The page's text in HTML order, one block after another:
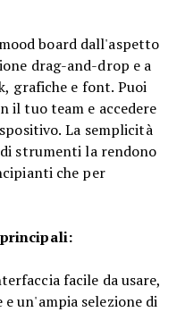
board dall'aspetto
drag-and-drop e a
grafiche e font. Puoi
il tuo team e accedere
La semplicità
strumenti la rendono
che per
facile da usare,
un'ampia selezione di